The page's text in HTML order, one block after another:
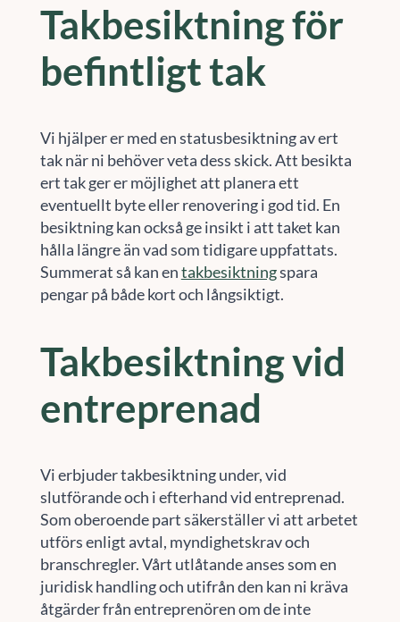
Takbesiktning för
befintligt tak
Vi hjälper er med en statusbesiktning av ert
tak när ni behöver veta dess skick. Att besikta
ert tak ger er möjlighet att planera ett
eventuellt byte eller renovering i god tid. En
besiktning kan också ge insikt i att taket kan
hålla längre än vad som tidigare uppfattats.
Summerat så kan entakbesiktningspara
pengar på både kort och långsiktigt.
Takbesiktning vid
entreprenad
Vi erbjuder takbesiktning under, vid
slutförande och i efterhand vid entreprenad.
Som oberoende part säkerställer vi att arbetet
utförs enligt avtal, myndighetskrav och
branschregler. Vårt utlåtande anses som en
juridisk handling och utifrån den kan ni kräva
åtgärder från entreprenören om de inte